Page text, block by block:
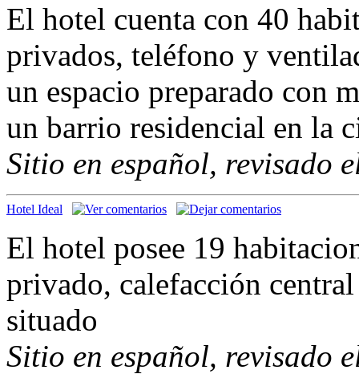
El hotel cuenta con 40
privados, teléfono y
un espacio preparado con
un barrio residencial en la
Sitio en español, revisado
Hotel Ideal
El hotel posee 19
privado, calefacción
situado
Sitio en español, revisado